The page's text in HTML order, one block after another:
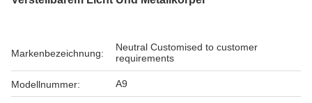
Markenbezeichnung:
Neutral Customised to customer
requirements
Modellnummer: A9